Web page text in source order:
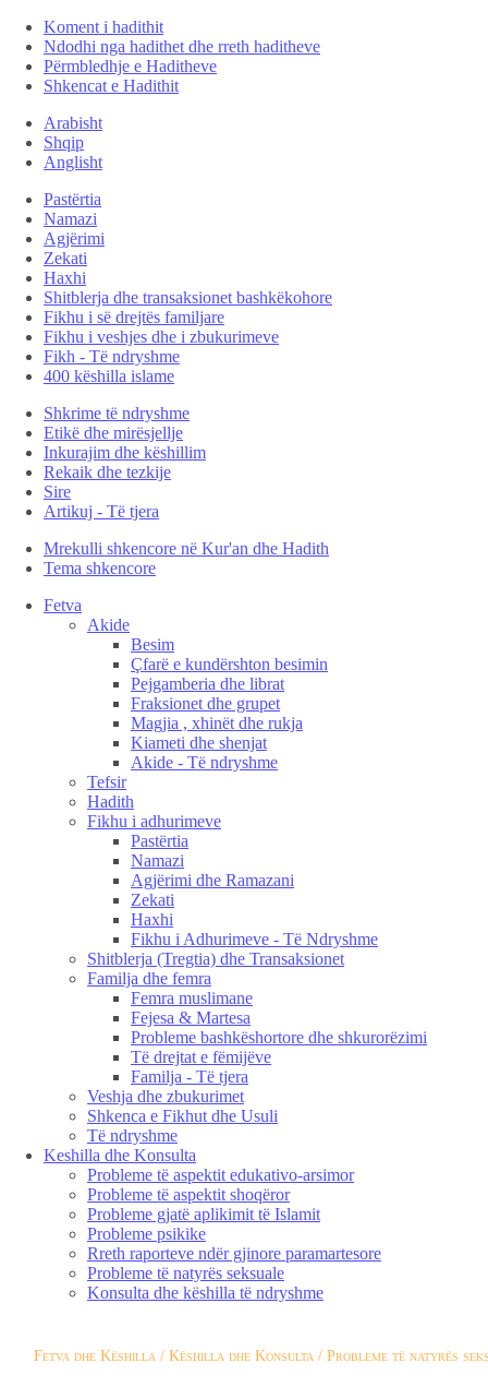
Koment i hadithit
Ndodhi nga hadithet dhe rreth haditheve
Përmbledhje e Haditheve
Shkencat e Hadithit
Arabisht
Shqip
Anglisht
Pastërtia
Namazi
Agjërimi
Zekati
Haxhi
Shitblerja dhe transaksionet bashkëkohore
Fikhu i së drejtës familjare
Fikhu i veshjes dhe i zbukurimeve
Fikh - Të ndryshme
400 këshilla islame
Shkrime të ndryshme
Etikë dhe mirësjellje
Inkurajim dhe këshillim
Rekaik dhe tezkije
Sire
Artikuj - Të tjera
Mrekulli shkencore në Kur'an dhe Hadith
Tema shkencore
Fetva
Akide
Besim
Çfarë e kundërshton besimin
Pejgamberia dhe librat
Fraksionet dhe grupet
Magjia , xhinët dhe rukja
Kiameti dhe shenjat
Akide - Të ndryshme
Tefsir
Hadith
Fikhu i adhurimeve
Pastërtia
Namazi
Agjërimi dhe Ramazani
Zekati
Haxhi
Fikhu i Adhurimeve - Të Ndryshme
Shitblerja (Tregtia) dhe Transaksionet
Familja dhe femra
Femra muslimane
Fejesa & Martesa
Probleme bashkëshortore dhe shkurorëzimi
Të drejtat e fëmijëve
Familja - Të tjera
Veshja dhe zbukurimet
Shkenca e Fikhut dhe Usuli
Të ndryshme
Keshilla dhe Konsulta
Probleme të aspektit edukativo-arsimor
Probleme të aspektit shoqëror
Probleme gjatë aplikimit të Islamit
Probleme psikike
Rreth raporteve ndër gjinore paramartesore
Probleme të natyrës seksuale
Konsulta dhe këshilla të ndryshme
Fetva dhe Këshilla / Këshilla dhe Konsulta / Probleme të natyrës